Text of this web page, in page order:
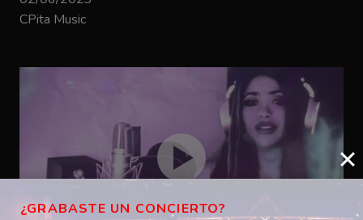
CPita Music
¿GRABASTE UN CONCIERTO?